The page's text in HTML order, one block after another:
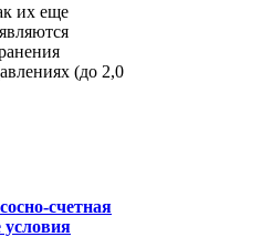
их еще
(до 2,0
счетная
условия